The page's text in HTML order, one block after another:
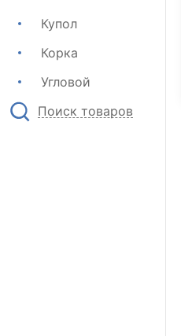
Купол
Корка
Угловой
Поиск товаров